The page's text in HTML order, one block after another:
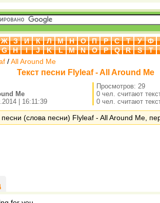
Ж З И К Л М Н О П Р С Т У Ф
G H I J K L M N O P Q R S T
/All Around Me
Текст песни Flyleaf - All Around Me
Me
| 16:11:39
Просмотров: 29
0 чел. считают
0 чел. считают
песни (слова песни) Flyleaf - All Around Me,